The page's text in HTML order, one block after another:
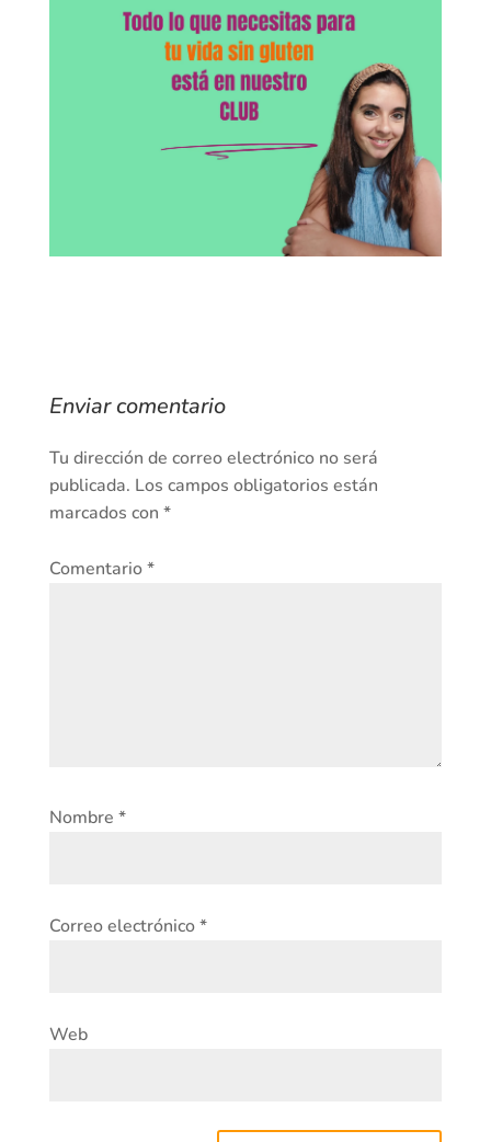
Enviar comentario
Tu dirección de correo electrónico no será
publicada. Los campos obligatorios están
marcados con *
Comentario*
Nombre *
Correo electrónico*
Web